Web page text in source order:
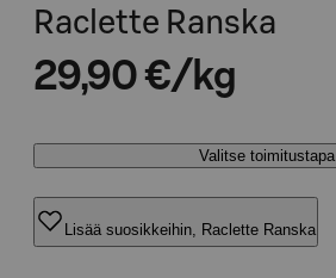
Raclette Ranska
29,90 €/kg
Valitse toimitustapa
Lisää suosikkeihin, Raclette Ranska